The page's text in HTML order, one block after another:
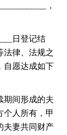
，
日登记结
法律、法规之
自愿达成如下
期间形成的夫
个人所有，甲
夫妻共同财产